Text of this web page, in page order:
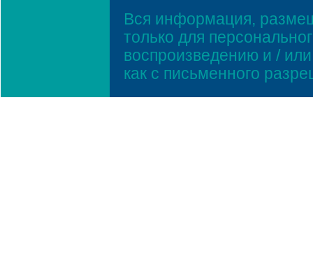
Вся информация,
только для
воспроизведению и /
как с письменного